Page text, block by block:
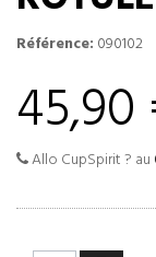
Référence: 090102
45,90
Allo CupSpirit ? au